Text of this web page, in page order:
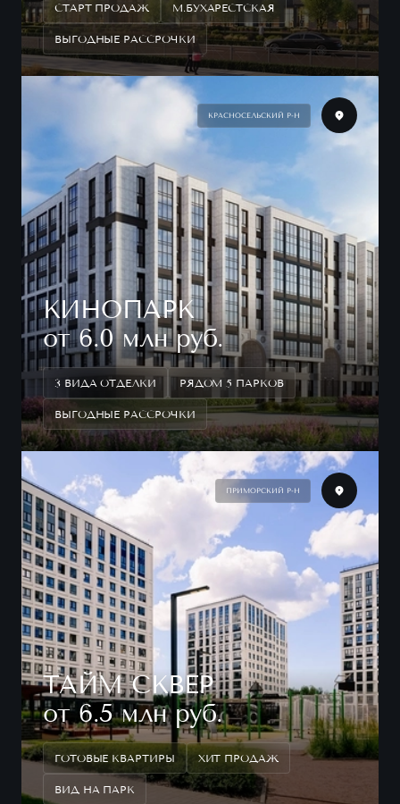
СТАРТ ПРОДАЖ М.БУХАРЕСТСКАЯ
ВЫГОДНЫЕ РАССРОЧКИ
КРАСНОСЕЛЬСКИЙ Р-Н
КИНОПАРК
от 6.0 млн руб.
3 ВИДА ОТДЕЛКИ РЯДОМ 5 ПАРКОВ
ВЫГОДНЫЕ РАССРОЧКИ
ПРИМОРСКИЙ Р-Н
ТАЙМ СКВЕР
от 6.5 млн руб.
ГОТОВЫЕ КВАРТИРЫ ХИТ ПРОДАЖ
ВИД НА ПАРК